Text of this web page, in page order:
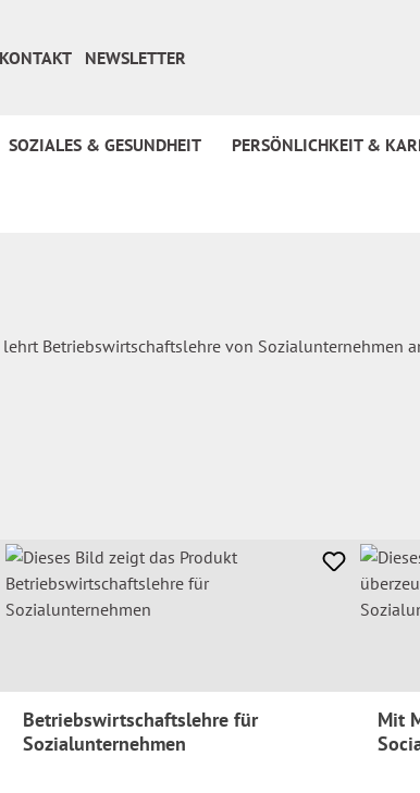
KONTAKT NEWSLETTER
SOZIALES & GESUNDHEIT PERSÖNLICHKEIT &
Betriebswirtschaftslehre von Sozialunternehmen
Betriebswirtschaftslehre für
Sozialunternehmen
Mit